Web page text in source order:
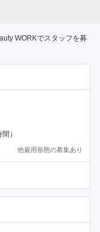
WORKでスタッフを募
）
他雇用形態の募集あり